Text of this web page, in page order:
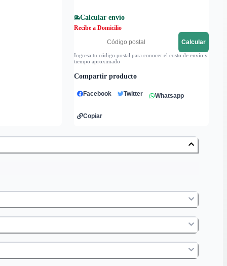
Calcular envío
Recibe a Domicilio
Calcular
Ingresa tu código postal para conocer el costo de envío y
tiempo aproximado
Compartir producto
Facebook Twitter Whatsapp
Copiar